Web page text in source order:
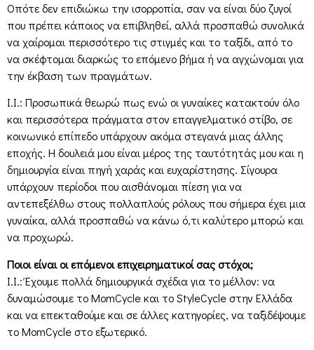
Οπότε δεν επιδιώκω την ισορροπία, σαν να είναι δύο ζυγοί
που πρέπει κάποιος να επιβληθεί, αλλά προσπαθώ συνολικά
να χαίρομαι περισσότερο τις στιγμές και το ταξίδι, από το
να σκέφτομαι διαρκώς το επόμενο βήμα ή να αγχώνομαι για
την έκβαση των πραγμάτων.
Ι.Ι.: Προσωπικά θεωρώ πως ενώ οι γυναίκες κατακτούν όλο
και περισσότερα πράγματα στον επαγγελματικό στίβο, σε
κοινωνικό επίπεδο υπάρχουν ακόμα στεγανά μιας άλλης
εποχής. Η δουλειά μου είναι μέρος της ταυτότητάς μου και η
δημιουργία είναι πηγή χαράς και ευχαρίστησης. Σίγουρα
υπάρχουν περίοδοι που αισθάνομαι πίεση για να
αντεπεξέλθω στους πολλαπλούς ρόλους που σήμερα έχει μια
γυναίκα, αλλά προσπαθώ να κάνω ό,τι καλύτερο μπορώ και
να προχωρώ.
Ποιοι είναι οι επόμενοι επιχειρηματικοί σας στόχοι;
Ι.Ι.: Έχουμε πολλά δημιουργικά σχέδια για το μέλλον: να
δυναμώσουμε το MomCycle και το StyleCycle στην Ελλάδα
και να επεκταθούμε και σε άλλες κατηγορίες, να ταξιδέψουμε
το MomCycle στο εξωτερικό.